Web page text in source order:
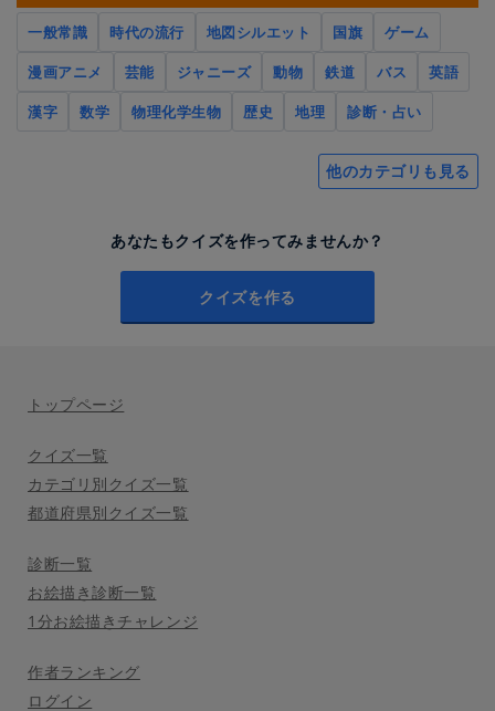
一般常識 時代の流行 地図シルエット 国旗
ゲーム
漫画アニメ
芸能 ジャニーズ 動物 鉄道 バス
英語
漢字
数学 物理化学生物 歴史 地理 診断・占い
他のカテゴリも見る
あなたもクイズを作ってみませんか？
クイズを作る
トップページ
クイズ一覧
カテゴリ別クイズ一覧
都道府県別クイズ一覧
診断一覧
お絵描き診断一覧
1分お絵描きチャレンジ
作者ランキング
ログイン